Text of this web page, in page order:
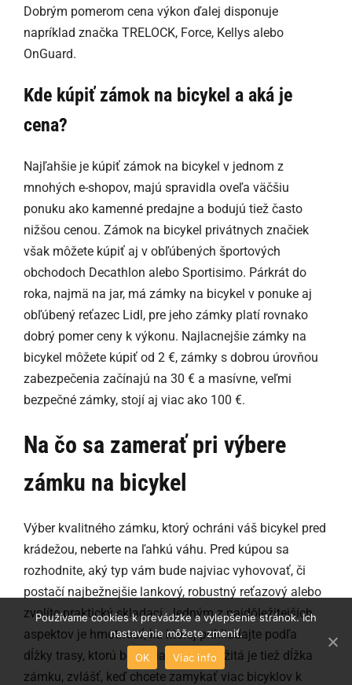
Dobrým pomerom cena výkon ďalej disponuje
napríklad značka TRELOCK, Force, Kellys alebo
OnGuard.
Kde kúpiť zámok na bicykel a aká je
cena?
Najľahšie je kúpiť zámok na bicykel v jednom z
mnohých e-shopov, majú spravidla oveľa väčšiu
ponuku ako kamenné predajne a bodujú tiež často
nižšou cenou. Zámok na bicykel privátnych značiek
však môžete kúpiť aj v obľúbených športových
obchodoch Decathlon alebo Sportisimo. Párkrát do
roka, najmä na jar, má zámky na bicykel v ponuke aj
obľúbený reťazec Lidl, pre jeho zámky platí rovnako
dobrý pomer ceny k výkonu. Najlacnejšie zámky na
bicykel môžete kúpiť od 2 €, zámky s dobrou úrovňou
zabezpečenia začínajú na 30 € a masívne, veľmi
bezpečné zámky, stojí aj viac ako 100 €.
Na čo sa zamerať pri výbere
zámku na bicykel
Výber kvalitného zámku, ktorý ochráni váš bicykel pred
krádežou, neberte na ľahkú váhu. Pred kúpou sa
rozhodnite, aký typ vám bude najviac vyhovovať, či
postačí najbežnejšie lankový, robustný reťazový alebo
zvolíte praktický skladací. Jedným z najdôležitejších
aspektov je hmotnosť, ku ktorej prihliadajte podľa
dĺžky trasy, ktorú bežne jazdíte. Dôležitá je tiež dĺžka
zámku, zvlášť, keď chcete zamykať viac bicyklov k
Používame cookies k prevádzke a vylepšenie stránok. Ich
nastavenie môžete zmeniť.
OK
Viac info